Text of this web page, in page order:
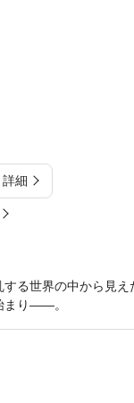
細
する世界の中から見
まり――。